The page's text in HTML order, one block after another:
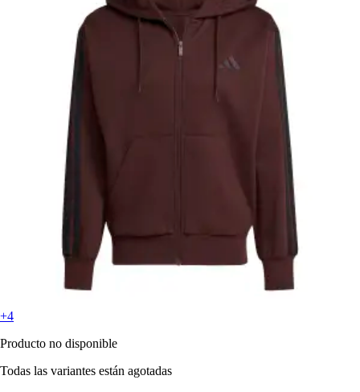
+4
Producto no disponible
Todas las variantes están agotadas